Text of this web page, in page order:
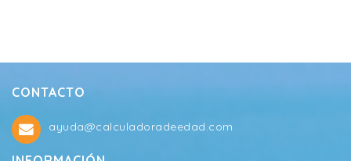
CONTACTO
ayuda@calculadoradeedad.com